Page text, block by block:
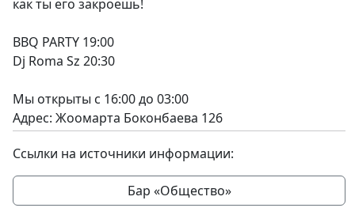
как ты его закроешь!
BBQ PARTY 19:00
Dj Roma Sz 20:30
Мы открыты с 16:00 до 03:00
Адрес: Жоомарта Боконбаева 126
Ссылки на источники информации:
Бар «Общество»